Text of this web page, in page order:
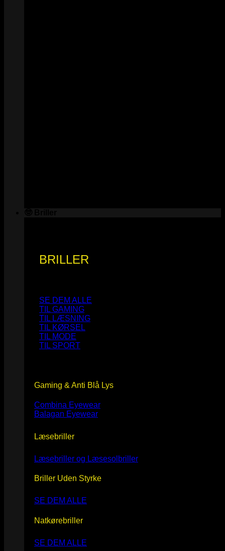
BRILLER
SE DEM ALLE
TIL GAMING
TIL LÆSNING
TIL KØRSEL
TIL MODE
TIL SPORT
Gaming & Anti Blå Lys
Combina Eyewear
Balagan Eyewear
Læsebriller
Læsebriller og Læsesolbriller
Briller Uden Styrke
SE DEM ALLE
Natkørebriller
SE DEM ALLE